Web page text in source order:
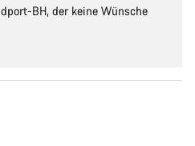
BH, der keine Wünsche